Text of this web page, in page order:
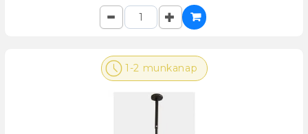
1-2 munkanap